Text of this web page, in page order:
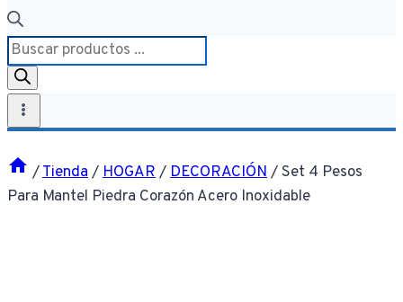
Búsqueda
de
productos
/Tienda/HOGAR/DECORACIÓN/Set 4 Pesos
Para Mantel Piedra Corazón Acero Inoxidable